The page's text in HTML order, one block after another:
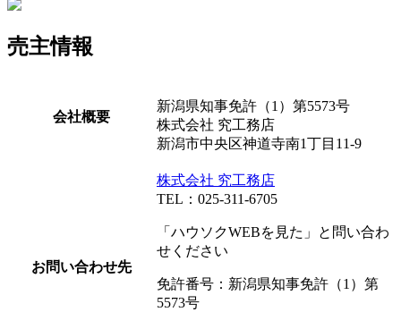
売主情報
会社概要
新潟県知事免許（1）第5573号
株式会社 究工務店
新潟市中央区神道寺南1丁目11-9
お問い合わせ先
株式会社 究工務店
TEL：025-311-6705
「ハウソクWEBを見た」と問い合わ
せください
免許番号：新潟県知事免許（1）第
5573号